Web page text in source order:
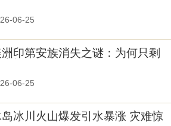
06-25
洲印第安族消失之谜：为何只剩
06-25
岛冰川火山爆发引水暴涨 灾难惊